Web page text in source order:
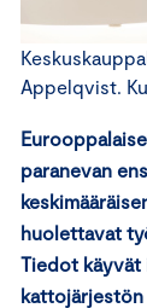
Appelqvist.
paranevan
huolettavat
Tiedot käyvät
kattojärjestön